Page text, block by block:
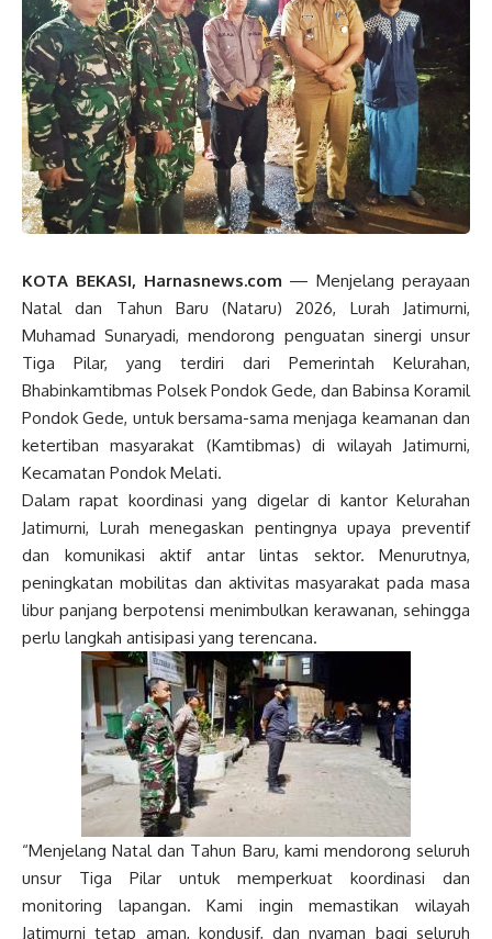
KOTA BEKASI, Harnasnews.com — Menjelang perayaan
Natal dan Tahun Baru (Nataru) 2026, Lurah Jatimurni,
Muhamad Sunaryadi, mendorong penguatan sinergi unsur
Tiga Pilar, yang terdiri dari Pemerintah Kelurahan,
Bhabinkamtibmas Polsek Pondok Gede, dan Babinsa Koramil
Pondok Gede, untuk bersama-sama menjaga keamanan dan
ketertiban masyarakat (Kamtibmas) di wilayah Jatimurni,
Kecamatan Pondok Melati.
Dalam rapat koordinasi yang digelar di kantor Kelurahan
Jatimurni, Lurah menegaskan pentingnya upaya preventif
dan komunikasi aktif antar lintas sektor. Menurutnya,
peningkatan mobilitas dan aktivitas masyarakat pada masa
libur panjang berpotensi menimbulkan kerawanan, sehingga
perlu langkah antisipasi yang terencana.
“Menjelang Natal dan Tahun Baru, kami mendorong seluruh
unsur Tiga Pilar untuk memperkuat koordinasi dan
monitoring lapangan. Kami ingin memastikan wilayah
Jatimurni tetap aman, kondusif, dan nyaman bagi seluruh